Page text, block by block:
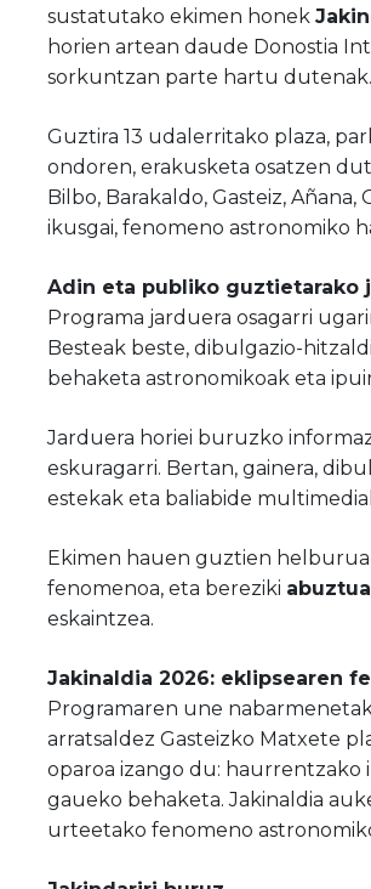
sustatutako ekimen honek
horien artean daude Donostia
sorkuntzan parte hartu dutenak.
Guztira 13 udalerritako plaza,
ondoren, erakusketa osatzen
Bilbo, Barakaldo, Gasteiz,
ikusgai, fenomeno astronomiko
Adin eta publiko guztietarako
Programa jarduera osagarri
Besteak beste, dibulgazio-
behaketa astronomikoak eta
Jarduera horiei buruzko
eskuragarri. Bertan, gainera,
estekak eta baliabide
Ekimen hauen guztien
fenomenoa, eta bereziki
eskaintzea.
Jakinaldia 2026: eklipsearen
Programaren une
arratsaldez Gasteizko Matxete
oparoa izango du: haurrentzako
gaueko behaketa. Jakinaldia
urteetako fenomeno